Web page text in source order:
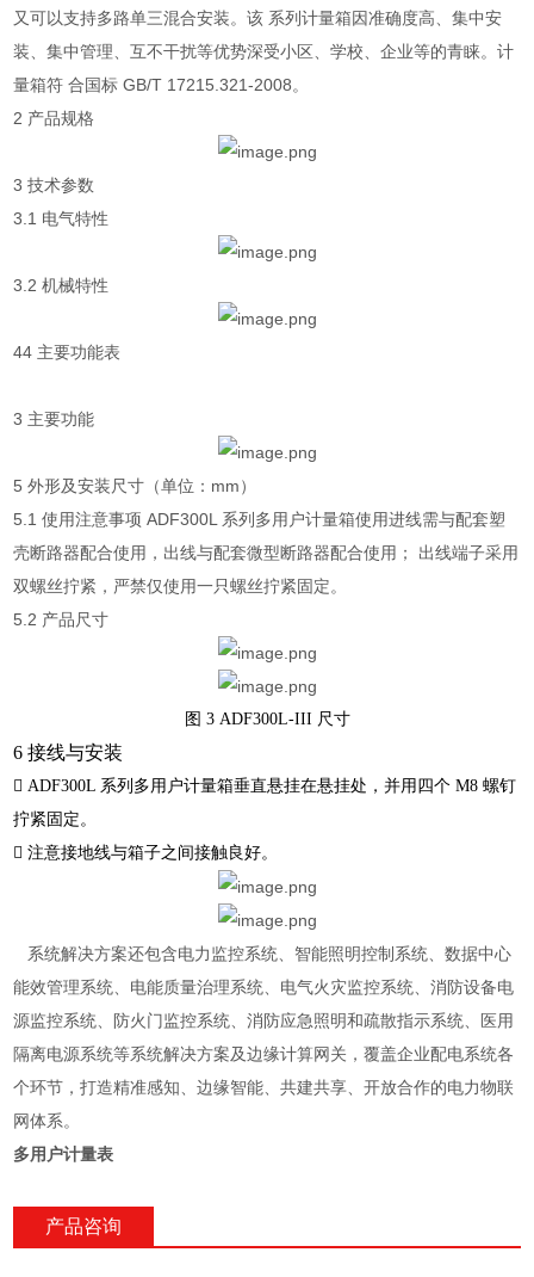
又可以支持多路单三混合安装。该 系列计量箱因准确度高、集中安
装、集中管理、互不干扰等优势深受小区、学校、企业等的青睐。计
量箱符 合国标 GB/T 17215.321-2008。
2 产品规格
3 技术参数
3.1 电气特性
3.2 机械特性
44 主要功能表
3 主要功能
5 外形及安装尺寸（单位：mm）
5.1 使用注意事项 ADF300L 系列多用户计量箱使用进线需与配套塑
壳断路器配合使用，出线与配套微型断路器配合使用； 出线端子采用
双螺丝拧紧，严禁仅使用一只螺丝拧紧固定。
5.2 产品尺寸
图 3 ADF300L-III 尺寸
6接线与安装
ADF300L 系列多用户计量箱垂直悬挂在悬挂处，并用四个 M8 螺钉
拧紧固定。
注意接地线与箱子之间接触良好。
系统解决方案还包含电力监控系统、智能照明控制系统、数据中心
能效管理系统、电能质量治理系统、电气火灾监控系统、消防设备电
源监控系统、防火门监控系统、消防应急照明和疏散指示系统、医用
隔离电源系统等系统解决方案及边缘计算网关，覆盖企业配电系统各
个环节，打造精准感知、边缘智能、共建共享、开放合作的电力物联
网体系。
多用户计量表
产品咨询